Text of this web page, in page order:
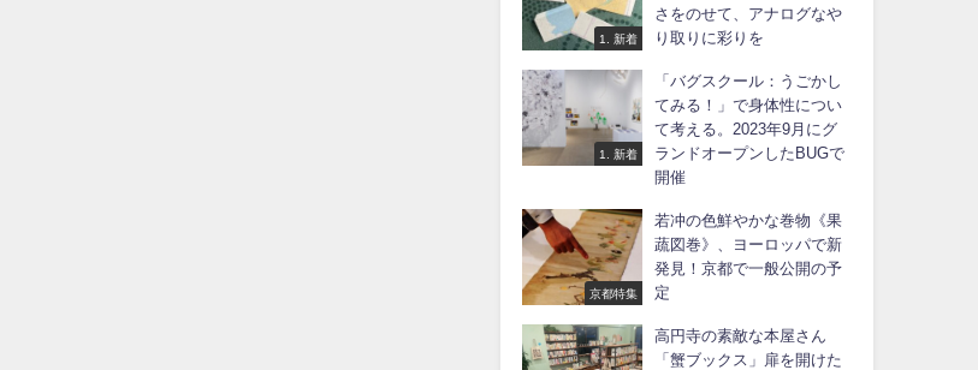
1. 新着
さをのせて、アナログなや
り取りに彩りを
1. 新着
「バグスクール：うごかし
てみる！」で身体性につい
て考える。2023年9月にグ
ランドオープンしたBUGで
開催
京都特集
若冲の色鮮やかな巻物《果
蔬図巻》、ヨーロッパで新
発見！京都で一般公開の予
定
高円寺の素敵な本屋さん
「蟹ブックス」扉を開けた